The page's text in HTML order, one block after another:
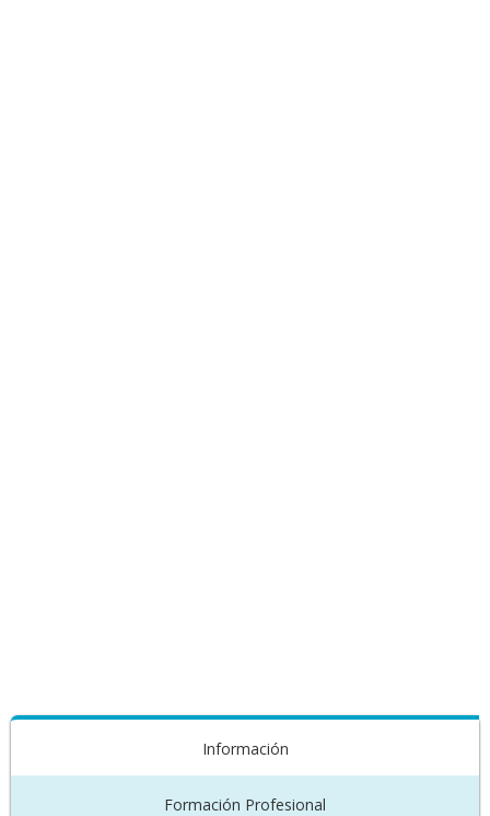
Información
Formación Profesional